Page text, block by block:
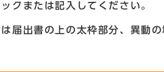
クまたは記入してください。
届出書の上の太枠部分、異動